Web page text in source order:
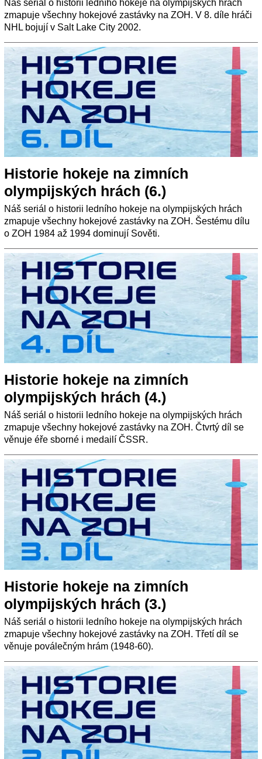
Náš seriál o historii ledního hokeje na olympijských hrách
zmapuje všechny hokejové zastávky na ZOH. V 8. díle hráči
NHL bojují v Salt Lake City 2002.
Historie hokeje na zimních
olympijských hrách (6.)
Náš seriál o historii ledního hokeje na olympijských hrách
zmapuje všechny hokejové zastávky na ZOH. Šestému dílu
o ZOH 1984 až 1994 dominují Sověti.
Historie hokeje na zimních
olympijských hrách (4.)
Náš seriál o historii ledního hokeje na olympijských hrách
zmapuje všechny hokejové zastávky na ZOH. Čtvrtý díl se
věnuje éře sborné i medailí ČSSR.
Historie hokeje na zimních
olympijských hrách (3.)
Náš seriál o historii ledního hokeje na olympijských hrách
zmapuje všechny hokejové zastávky na ZOH. Třetí díl se
věnuje poválečným hrám (1948-60).